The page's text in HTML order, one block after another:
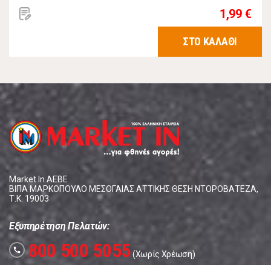
1,99 €
ΣΤΟ ΚΑΛΑΘΙ
Market In ΑΕΒΕ
ΒΙΠΑ ΜΑΡΚΟΠΟΥΛΟ ΜΕΣΟΓΑΙΑΣ ΑΤΤΙΚΗΣ ΘΕΣΗ ΝΤΟΡΟΒΑΤΕΖΑ,
Τ.Κ. 19003
Εξυπηρέτηση Πελατών:
call 800 500 5055(Χωρίς Χρέωση)